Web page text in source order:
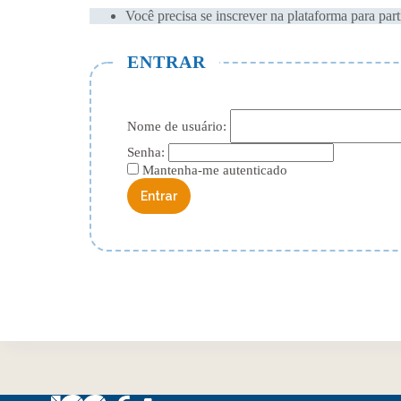
Você precisa se inscrever na plataforma para
ENTRAR
Nome de usuário:
Senha:
Mantenha-me autenticado
Entrar